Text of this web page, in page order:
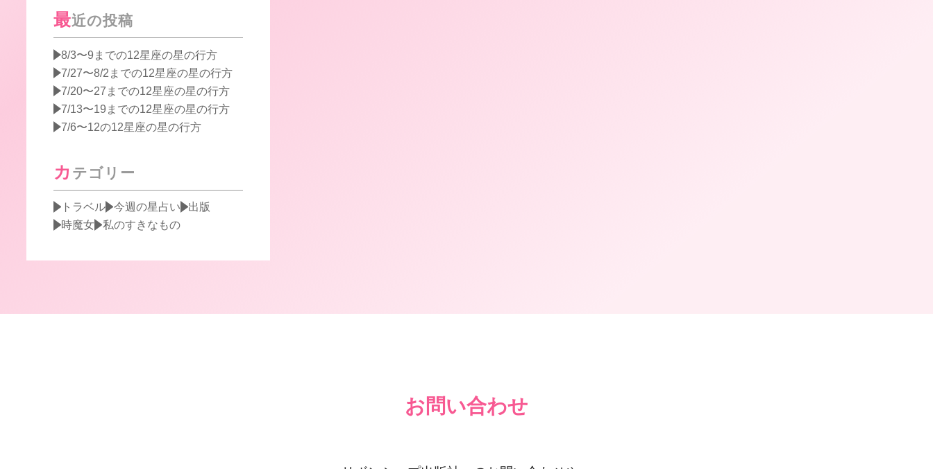
最近の投稿
8/3〜9までの12星座の星の行方
7/27〜8/2までの12星座の星の行方
7/20〜27までの12星座の星の行方
7/13〜19までの12星座の星の行方
7/6〜12の12星座の星の行方
カ テゴリー
トラベル 今週の星占い
出版
時魔女
私のすきなもの
お問い合わせ